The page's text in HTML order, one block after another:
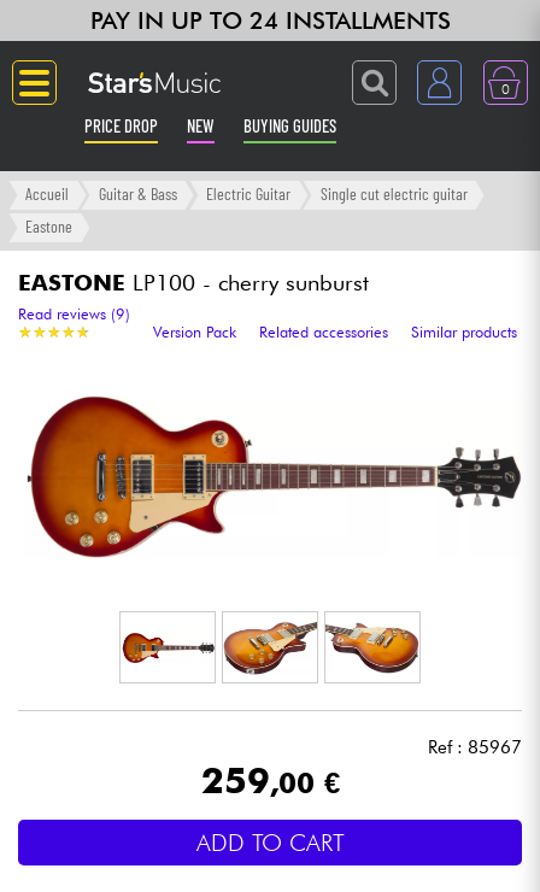
PAY IN UP TO 24 INSTALLMENTS
0
PRICE DROP NEW BUYING GUIDES
Langue
Amp & Effect
Synths & Samplers
Home-Studio
Headphone
Mic & Wireless
Lighting
Accueil Guitar & Bass Electric Guitar
Single cut electric guitar
Eastone
EASTONE LP100 - cherry sunburst
★★★★★
★★★★★
Read reviews (9)
Version Pack
Related accessories Similar products
Ref : 85967
259,00 €
ADD TO CART